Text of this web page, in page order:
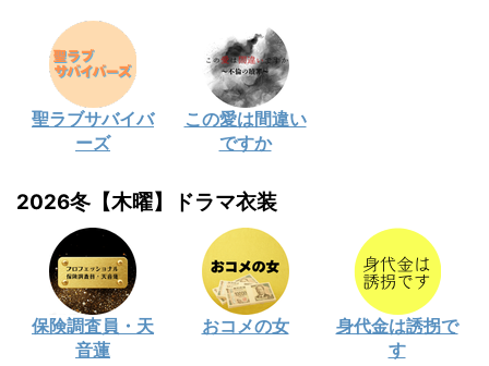
聖ラブサバイバ
ーズ
この愛は間違い
ですか
2026冬【木曜】ドラマ衣装
保険調査員・天
音蓮
おコメの女
身代金は誘拐で
す